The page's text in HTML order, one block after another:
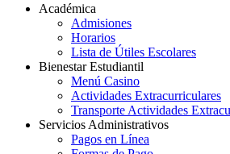
Académica
Admisiones
Horarios
Lista de Útiles Escolares
Bienestar Estudiantil
Menú Casino
Actividades Extracurriculares
Transporte Actividades
Servicios Administrativos
Pagos en Línea